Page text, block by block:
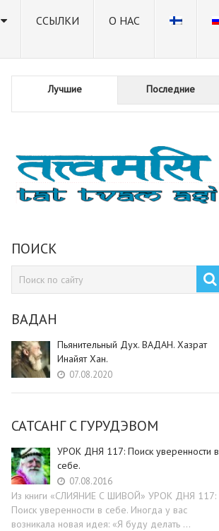
ССЫЛКИ О НАС
Лучшие Последние
ПОИСК
ВАДАН
Пьянительный Дух. ВАДАН. Хазрат
Инайят Хан.
07.08.2020
САТСАНГ C ГУРУДЭВОМ
УРОК ДНЯ 117: Поиск уверенности в
себе.
07.08.2016
Из книги «СЛИЯНИЕ С ШИВОЙ» УРОК ДНЯ 117:
Поиск уверенности в себе. Иногда у вас
возникала новая идея: «Я буду делать …